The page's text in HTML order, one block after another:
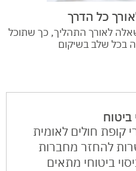
לאורך כל הדרך
לאורך התהליך, כך שתוכל
בכל שלב בשיקום
קופת חולים לאומית
להחזר מחברות
ביטוחי מתאים